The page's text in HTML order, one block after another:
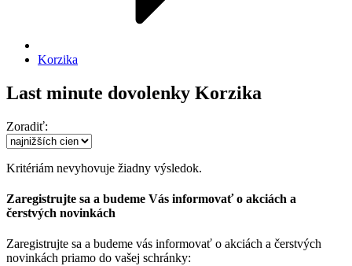
Korzika
Last minute dovolenky Korzika
Zoradiť:
Kritériám nevyhovuje žiadny výsledok.
Zaregistrujte sa a budeme Vás informovať o akciách a
čerstvých novinkách
Zaregistrujte sa a budeme vás informovať o akciách a čerstvých
novinkách priamo do vašej schránky: